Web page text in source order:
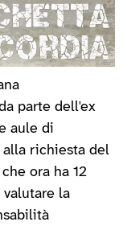
parte dell'ex
aule di
richiesta del
ora ha 12
valutare la